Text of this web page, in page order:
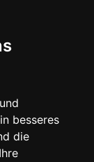
besseres
die